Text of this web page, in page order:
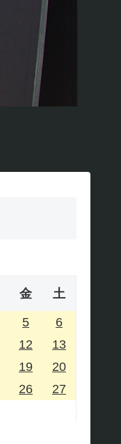
金 土
5
6
12
13
19
20
26
27